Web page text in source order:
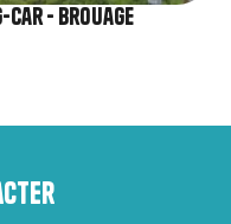
car - Brouage